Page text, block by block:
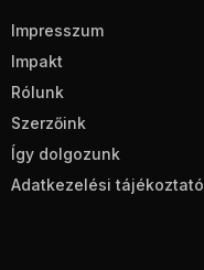
Impresszum
Impakt
Rólunk
Szerzőink
Így dolgozunk
Adatkezelési tájékoztató